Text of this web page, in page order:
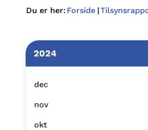
Du er her: Forside
2024
dec
nov
okt